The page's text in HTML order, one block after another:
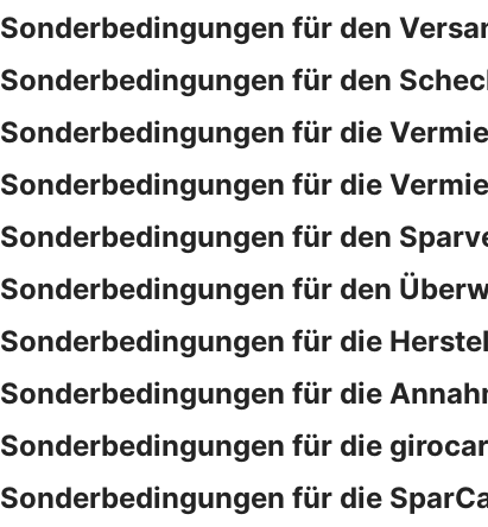
Sonderbedingungen für den
Sonderbedingungen für den
Sonderbedingungen für die
Sonderbedingungen für die
Sonderbedingungen für den
Sonderbedingungen für den
Sonderbedingungen für die
Sonderbedingungen für die
Sonderbedingungen für die
Sonderbedingungen für die